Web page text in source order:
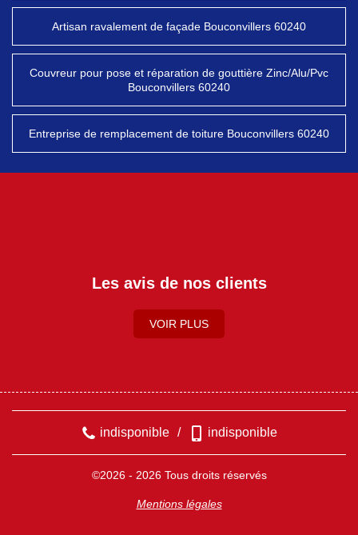
Artisan ravalement de façade Bouconvillers 60240
Couvreur pour pose et réparation de gouttière Zinc/Alu/Pvc
Bouconvillers 60240
Entreprise de remplacement de toiture Bouconvillers 60240
Les avis de nos clients
VOIR PLUS
indisponible / indisponible
©2026 - 2026 Tous droits réservés
Mentions légales